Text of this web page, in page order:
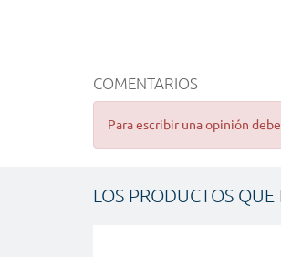
COMENTARIOS
Para escribir una opinión
LOS PRODUCTOS